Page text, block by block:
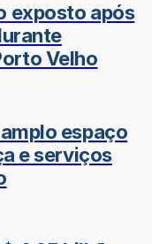
exposto após
Velho
espaço
e serviços